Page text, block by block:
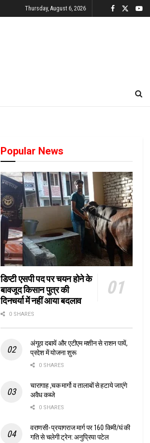
Thursday, August 6, 2026
Popular News
डिप्टी एसपी पद पर चयन होने के
बावजूद किसान पुत्र की
दिनचर्या में नहीं आया बदलाव
0 SHARES
अंगूठा दबायें और एटीएम मशीन से राशन पायें,
प्रदेश में योजना शुरू
0 SHARES
चारागाह ,चक मार्गो व तालाबों से हटाये जाएंगे
अवैध कब्जे
0 SHARES
वराणसी- प्रयागराज मार्ग पर 160 किमी/घं की
गति से चलेगी ट्रेन: अनुप्रिया पटेल